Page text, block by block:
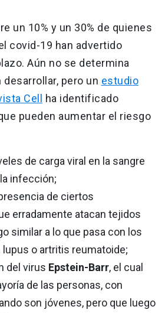
un 10% y un 30% de quienes
covid-19 han advertido
Aún no se determina
pero un estudio
Cell
ha identificado
pueden aumentar el riesgo
de carga viral en la sangre
infección;
de ciertos
erradamente atacan tejidos
similar a lo que pasa con los
o artritis reumatoide;
del virus Epstein-Barr, el cual
de las personas, con
son jóvenes, pero que luego